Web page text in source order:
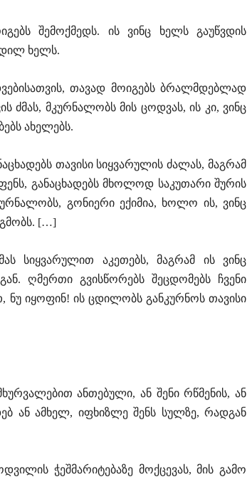
შემოქმედს. ის ვინც ხელს გაუწვდის
ხელს.
თავად მოიგებს ბრალმდებლად
ძმას, მკურნალობს მის ცოდვას, ის კი, ვინც
ახელებს.
თავისი სიყვარულის ძალას, მაგრამ
განაცხადებს მხოლოდ საკუთარი შურის
გონიერი ექიმია, ხოლო ის, ვინც
[…]
სიყვარულით აკეთებს, მაგრამ ის ვინც
ღმერთი გვისწორებს შეცდომებს ჩვენი
ნუ იყოფინ! ის ცდილობს განკურნოს თავისი
ანთებული, ან შენი რწმენის, ან
ან ამხელ, იფხიზლე შენს სულზე, რადგან
ჭეშმარიტებაზე მოქცევას, მის გამო